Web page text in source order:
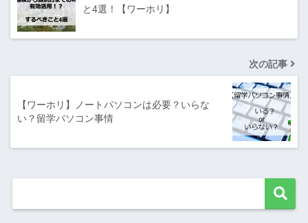
と4選！【ワーホリ】
次の記事
【ワーホリ】ノートパソコンは必要？いらな
い？留学パソコン事情